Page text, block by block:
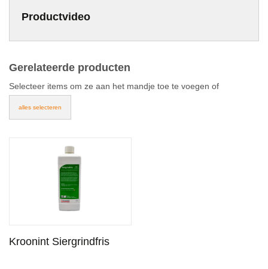
Productvideo
Gerelateerde producten
Selecteer items om ze aan het mandje toe te voegen of
alles selecteren
Kroonint Siergrindfris